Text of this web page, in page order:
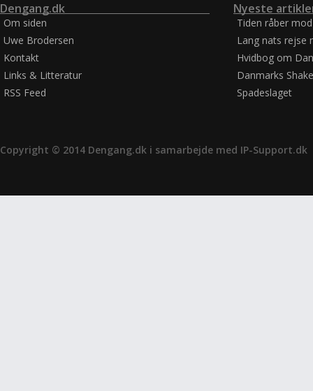
Dengang.dk
Om siden
Uwe Brodersen
Kontakt
Links & Litteratur
RSS Feed
Nyeste
Tiden råber
Lang nats rejse
Hvidbog om
Danmarks
Spadeslaget
Copyright © 2014 Dengang.dk i samarbejde med IP-Support.dk